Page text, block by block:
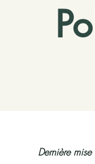
Dernière